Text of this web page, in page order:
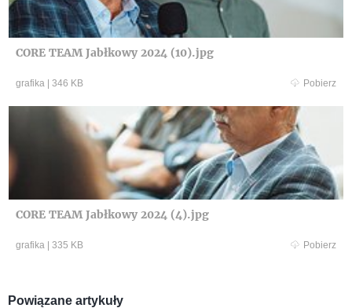
CORE TEAM Jabłkowy 2024 (10).jpg
grafika | 346 KB Pobierz
CORE TEAM Jabłkowy 2024 (4).jpg
grafika | 335 KB Pobierz
Powiązane artykuły